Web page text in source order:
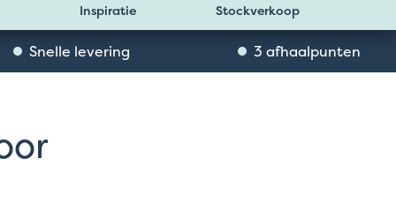
Inspiratie Stockverkoop
Snelle levering 3 afhaalpunten